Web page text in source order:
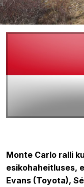
Monte Carlo ralli
esikohaheitluses,
Evans (Toyota),